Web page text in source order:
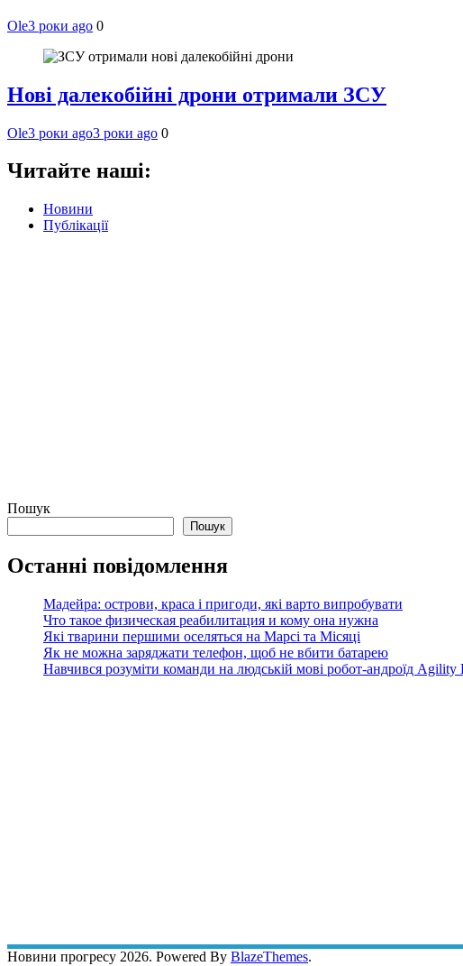
Ole3 роки ago 0
Нові далекобійні дрони отримали ЗСУ
Ole3 роки ago3 роки ago 0
Читайте наші:
Новини
Публікації
Пошук
Пошук
Останні повідомлення
Мадейра: острови, краса і пригоди, які варто випробувати
Что такое физическая реабилитация и кому она нужна
Які тварини першими оселяться на Марсі та Місяці
Як не можна заряджати телефон, щоб не вбити батарею
Навчився розуміти команди на людській мові робот-андроїд Agility
Новини прогресу 2026. Powered By BlazeThemes.